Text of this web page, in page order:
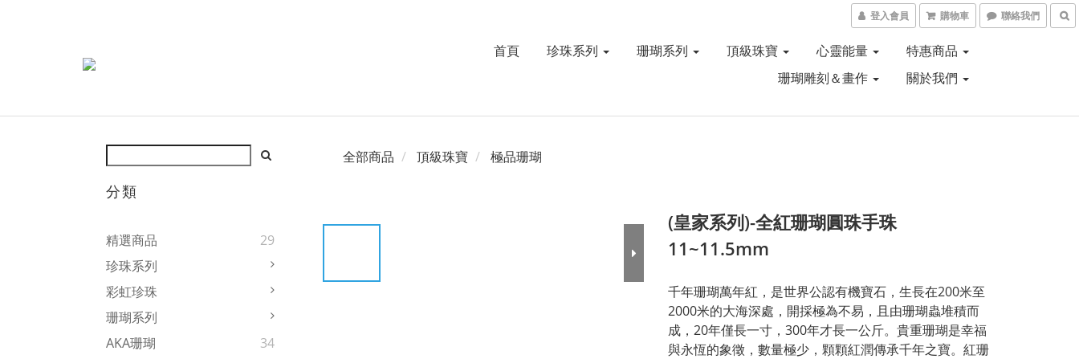
登入會員 購物車 聯絡我們
首頁 珍珠系列 珊瑚系列 頂級珠寶 心靈能量
特惠商品
珊瑚雕刻＆畫作
關於我們
分類
精選商品
29
珍珠系列
彩虹珍珠
珊瑚系列
AKA珊瑚
34
全部商品 頂級珠寶 極品珊瑚
(皇家系列)-全紅珊瑚圓珠手珠
11~11.5mm
千年珊瑚萬年紅，是世界公認有機寶石，生長在200米至
2000米的大海深處，開採極為不易，且由珊瑚蟲堆積而
成，20年僅長一寸，300年才長一公斤。貴重珊瑚是幸福
與永恆的象徵，數量極少，顆顆紅潤傳承千年之寶。紅珊